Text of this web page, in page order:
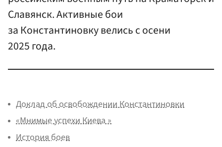
Славянск. Активные бои
за Константиновку велись с осени
2025 года.
Доклад об освобождении Константиновки
«Мнимые успехи Киева »
История боев